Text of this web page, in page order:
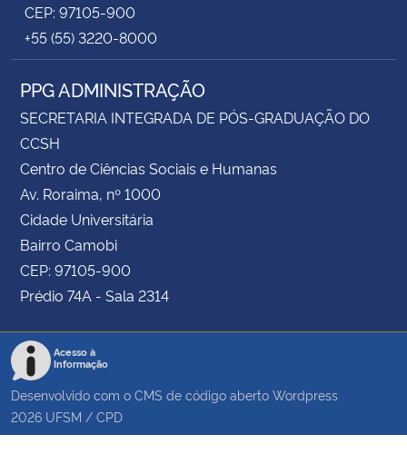
CEP: 97105-900
+55 (55) 3220-8000
PPG ADMINISTRAÇÃO
SECRETARIA INTEGRADA DE PÓS-GRADUAÇÃO DO
CCSH
Centro de Ciências Sociais e Humanas
Av. Roraima, nº 1000
Cidade Universitária
Bairro Camobi
CEP: 97105-900
Prédio 74A - Sala 2314
Acesso à
Informação
Desenvolvido com o CMS de código aberto Wordpress
2026 UFSM / CPD